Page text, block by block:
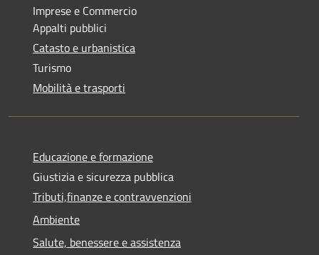
Imprese e Commercio
Appalti pubblici
Catasto e urbanistica
Turismo
Mobilità e trasporti
Educazione e formazione
Giustizia e sicurezza pubblica
Tributi,finanze e contravvenzioni
Ambiente
Salute, benessere e assistenza